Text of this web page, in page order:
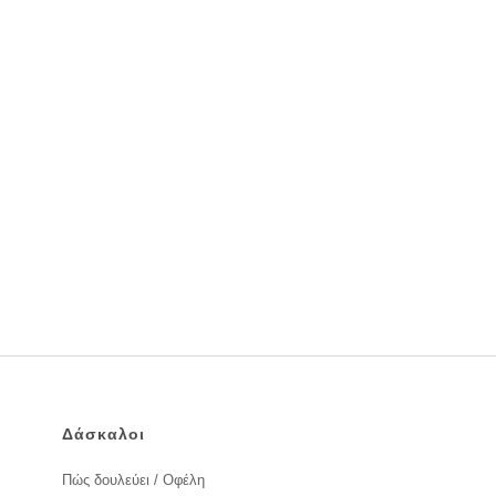
Δάσκαλοι
Πώς δουλεύει / Οφέλη